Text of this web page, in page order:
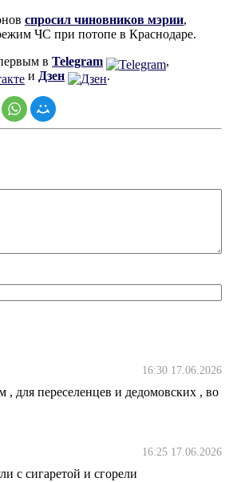
спросил чиновников мэрии,
ЧС при потопе в Краснодаре.
в Telegram
,
и Дзен .
16:30 17.06.2026
, для переселенцев и дедомовских , во
16:25 17.06.2026
с сигаретой и сгорели